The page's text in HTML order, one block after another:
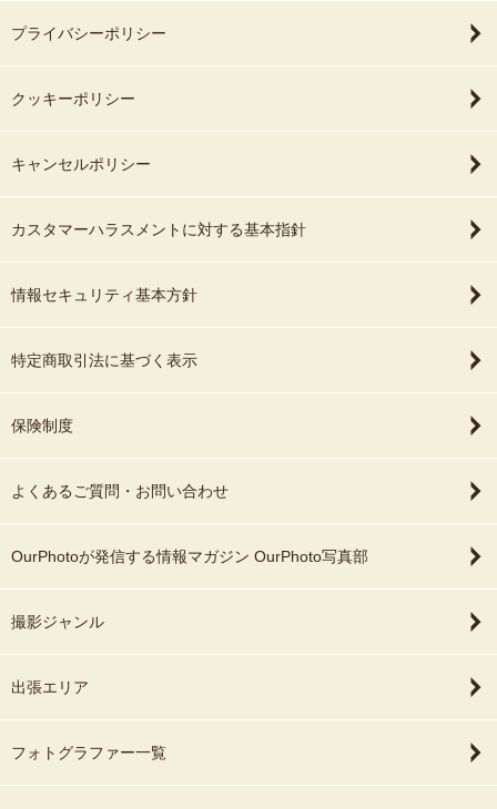
プライバシーポリシー
クッキーポリシー
キャンセルポリシー
カスタマーハラスメントに対する基本指針
情報セキュリティ基本方針
特定商取引法に基づく表示
保険制度
よくあるご質問・お問い合わせ
OurPhotoが発信する情報マガジン OurPhoto写真部
撮影ジャンル
出張エリア
フォトグラファー一覧